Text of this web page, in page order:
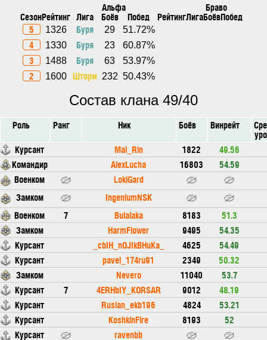
Альфа Браво
СезонРейтинг Лига Боёв Побед РейтингЛигаБоёвПобед
5
1326 Буря 29 51.72%
4 1330 Буря 23 60.87%
3 1488 Буря 63 53.97%
2 1600 Шторм 232 50.43%
Состав клана 49/40
Роль Ранг Ник Боёв Винрейт
Курсант
Mai_Rin 1822
49.56
Командир
AlexLucha 16803
54.59
Военком
LokiGard
Замком
IngeniumNSK
Военком
7 Bulalaka 8183
51.3
Замком
HarmFlower 9495
54.35
Курсант
_cbIH_nOJIkBHuKa_ 4625
54.49
Курсант
pavel_174ru91 2349
50.32
Замком
Nevero 11040
53.7
Курсант
7 4ERHbIY_KORSAR 9012
48.19
Курсант
Ruslan_ekb196 4824
53.21
Курсант
KoshkinFire 8193
52
Курсант
ravenbb